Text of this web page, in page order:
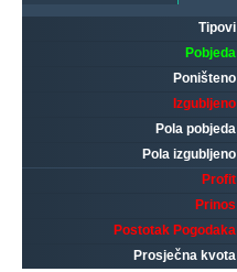
Tipovi
Pobjeda
Poništeno
Izgubljeno
Pola pobjeda
Pola izgubljeno
Profit
Prinos
Postotak Pogodaka
Prosječna kvota